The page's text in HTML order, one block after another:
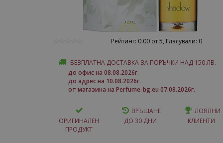
Рейтинг: 0.00 от 5, Гласували: 0
БЕЗПЛАТНА ДОСТАВКА ЗА ПОРЪЧКИ НАД 150 ЛВ.
до офис на 08.08.2026г.
до адрес на 10.08.2026г.
от магазина на Perfume-bg.eu 07.08.2026г.
ОРИГИНАЛЕН
ПРОДУКТ
ВРЪЩАНЕ
ДО 30 ДНИ
ЛОЯЛНИ
КЛИЕНТИ